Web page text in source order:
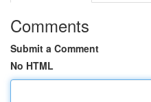
Comments
Submit a Comment
No HTML